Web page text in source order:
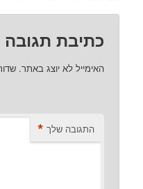
כתיבת תגובה
האימייל לא יוצג באתר.
התגובה שלך *